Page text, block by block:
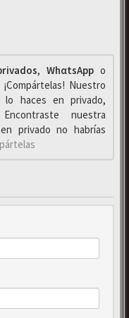
, WhαtsAppo
Nuestro
lo haces en privado,
nuestra
privado no habrías